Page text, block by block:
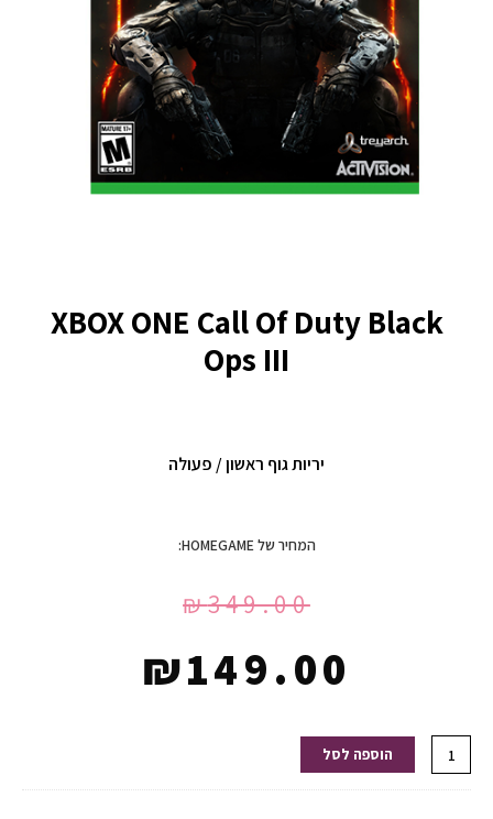
XBOX ONE Call Of Duty Black
Ops III
יריות גוף ראשון / פעולה
המחיר של HOMEGAME:
₪349.00
₪149.00
כמות
של
הוספה לסל